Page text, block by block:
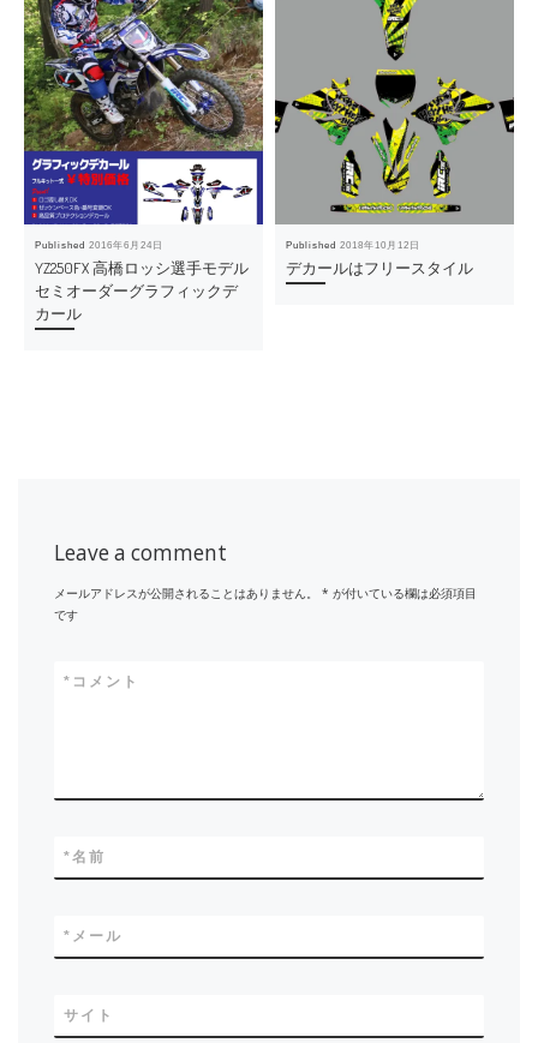
Published2016年6月24日
YZ250FX 高橋ロッシ選手モデル
セミオーダーグラフィックデ
カール
Published2018年10月12日
デカールはフリースタイル
Leave a comment
メールアドレスが公開されることはありません。 * が付いている欄は必須項目
です
コメント
*
名前
*
メール
*
サイト